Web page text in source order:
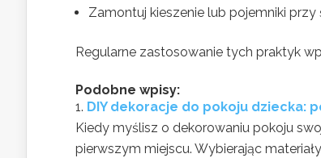
Zamontuj kieszenie lub pojemniki
Regularne zastosowanie tych praktyk
Podobne wpisy:
DIY dekoracje do pokoju dziecka:
Kiedy myślisz o dekorowaniu pokoju
pierwszym miejscu. Wybierając